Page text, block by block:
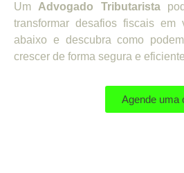
Um Advogado Tributarista
transformar desafios fiscais em
abaixo e descubra como
crescer de forma segura e
Agende uma